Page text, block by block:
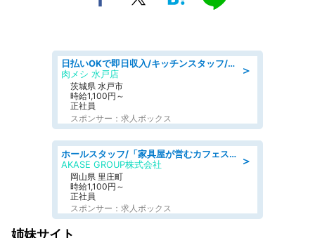
＞
日払いOKで即日収入/キッチンスタッフ/「原付免許必須」デリバリー業務など、自己成長可能な幅広い仕事に挑戦!髪型自由&ピアス・ネイルOK/茨城県/水戸市
肉メシ 水戸店
茨城県 水戸市
時給1,100円～
正社員
スポンサー：求人ボックス
＞
ホールスタッフ/「家具屋が営むカフェスタッフ!」週2日～OK!嬉しいまかない付き/岡山県/浅口郡里庄町
AKASE GROUP株式会社
岡山県 里庄町
時給1,100円～
正社員
スポンサー：求人ボックス
姉妹サイト